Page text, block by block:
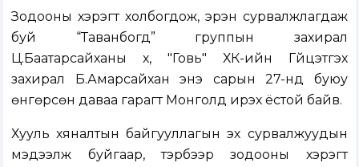
Зодооны хэрэгт холбогдож, эрэн сурвалжлагдаж
буй “Таванбогд” группын захирал
Ц.Баатарсайханы хүү, "Говь" ХК-ийн Гүйцэтгэх
захирал Б.Амарсайхан энэ сарын 27-нд буюу
өнгөрсөн даваа гарагт Монголд ирэх ёстой байв.
Хууль хяналтын байгууллагын эх сурвалжуудын
мэдээлж буйгаар, тэрбээр зодооны хэрэгт